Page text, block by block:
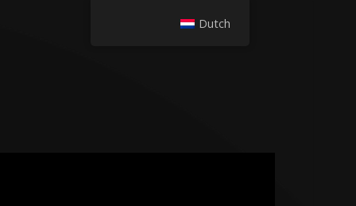
Dutch